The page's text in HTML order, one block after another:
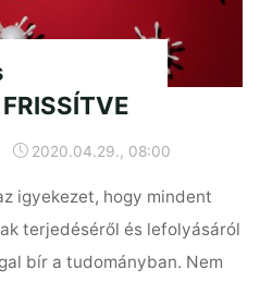
2020.04.29., 08:00
igyekezet, hogy mindent
terjedéséről és lefolyásáról
bír a tudományban. Nem